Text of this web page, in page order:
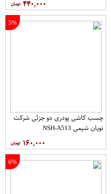
۴۴۰,۰۰۰
5%
چسب کاشی پودری دو جزئی شرکت
نویان شیمی NSH-A513
۱۶۰,۰۰۰
6%